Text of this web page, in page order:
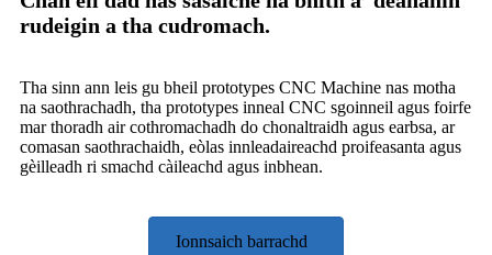
rudeigin a tha cudromach.
Tha sinn ann leis gu bheil prototypes CNC Machine nas motha
na saothrachadh, tha prototypes inneal CNC sgoinneil agus foirfe
mar thoradh air cothromachadh do chonaltraidh agus earbsa, ar
comasan saothrachaidh, eòlas innleadaireachd proifeasanta agus
gèilleadh ri smachd càileachd agus inbhean.
Ionnsaich barrachd